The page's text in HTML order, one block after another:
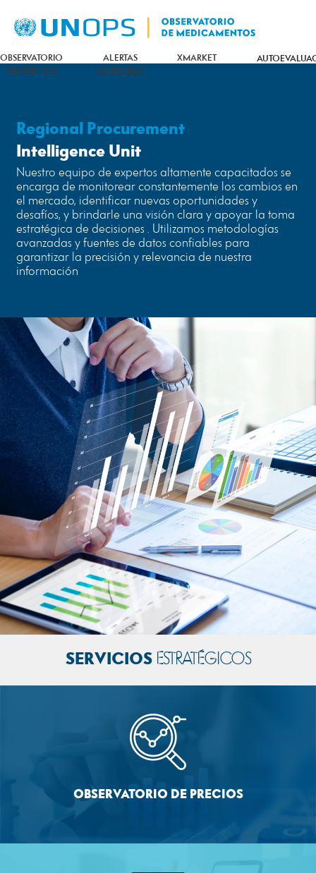
OBSERVATORIO
DE PRECIOS
ALERTAS
SANITARIAS
XMARKET
Regional Procurement
Intelligence Unit
Nuestro equipo de expertos altamente capacitados se
encarga de monitorear constantemente los cambios en
el mercado, identificar nuevas oportunidades y
desafíos, y brindarle una visión clara y apoyar la toma
estratégica de decisiones . Utilizamos metodologías
avanzadas y fuentes de datos confiables para
garantizar la precisión y relevancia de nuestra
información
SERVICIOS ESTRATÉGICOS
OBSERVATORIO DE PRECIOS